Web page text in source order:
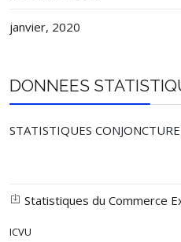
janvier, 2020
DONNEES
STATISTIQUES
Statistiques du Commerce
ICVU